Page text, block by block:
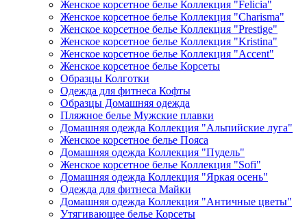
Женское корсетное белье Коллекция "Felicia"
Женское корсетное белье Коллекция "Charisma"
Женское корсетное белье Коллекция "Prestige"
Женское корсетное белье Коллекция "Kristina"
Женское корсетное белье Коллекция "Accent"
Женское корсетное белье Корсеты
Образцы Колготки
Одежда для фитнеса Кофты
Образцы Домашняя одежда
Пляжное белье Мужские плавки
Домашняя одежда Коллекция "Альпийские луга"
Женское корсетное белье Пояса
Домашняя одежда Коллекция "Пудель"
Женское корсетное белье Коллекция "Sofi"
Домашняя одежда Коллекция "Яркая осень"
Одежда для фитнеса Майки
Домашняя одежда Коллекция "Античные цветы"
Утягивающее белье Корсеты